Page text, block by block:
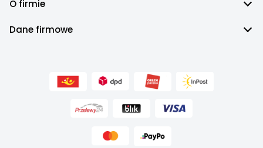
O firmie
Dane firmowe